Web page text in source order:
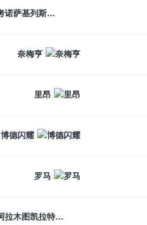
考诺萨基列斯
奈梅亨
里昂
博德闪耀
罗马
阿拉木图凯拉特